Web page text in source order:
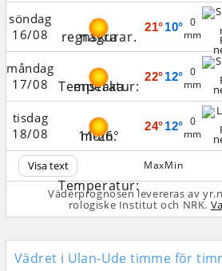
söndag
16/08
måndag
17/08
tisdag
18/08
Visa text
21°
22°
24°
Max
10°
12°
12°
Min
0
mm
0
mm
0
mm
Väderprognosen levereras av
rologiske Institut och NRK.
Vädret i Ulan-Ude timme för